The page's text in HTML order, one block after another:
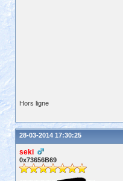
Hors ligne
28-03-2014 17:30:25
seki
0x73656B69